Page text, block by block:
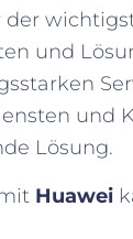
der
und
und
Lösung.
Huawei